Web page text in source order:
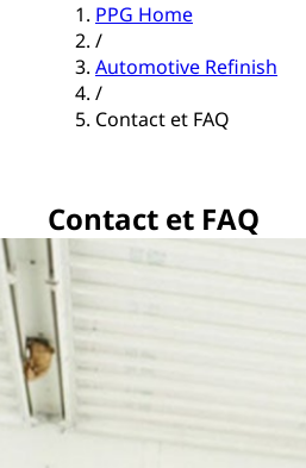
PPG Home
/
Automotive Refinish
/
Contact et FAQ
Contact et FAQ